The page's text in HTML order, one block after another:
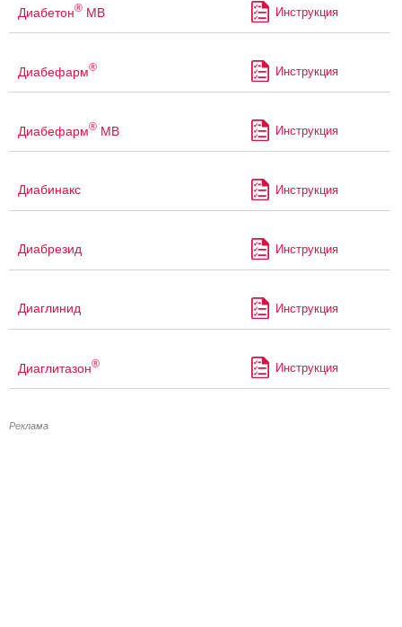
Диабетон® МВ Инструкция
Диабефарм® Инструкция
Диабефарм® МВ Инструкция
Диабинакс Инструкция
Диабрезид Инструкция
Диаглинид Инструкция
Диаглитазон® Инструкция
Реклама